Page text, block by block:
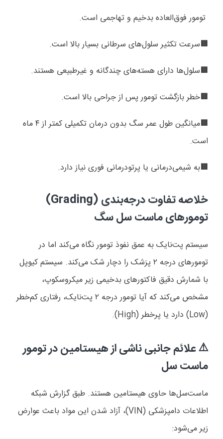
تومور فوق‌العاده بدخیم و تهاجمی است.
سرعت تکثیر سلول‌های سرطانی بسیار بالا است.
سلول‌ها دارای هسته‌های چندگانه و غیرطبیعی هستند.
خطر بازگشت تومور پس از جراحی بالا است.
میانگین طول عمر سگ بدون درمان تکمیلی کمتر از۴ماه
است.
به شیمی‌درمانی یا پرتودرمانی فوری نیاز دارد.
خلاصه تفاوت درجه‌بندی (Grading
)
تومورهای ماست سل سگ
سیستم پت‌نایک به عمق نفوذ تومور نگاه می‌کند اما در
تومورهای درجه ۲ پزشک را دچار شک می‌کند. سیستم کیوپل
با شمارش دقیق فاکتورهای بدخیمی زیر میکروسکوپ،
مشخص می‌کند که آیا تومور درجه ۲ پت‌نایک، رفتاری کم‌خطر
(
Low) دارد یا پرخطر(High)
.
⚠️ علائم جانبی ناشی از هیستامین در تومور
ماست سل
ماست‌سل‌ها حاوی هیستامین هستند. طبق گزارش شبکه
اطلاعات دامپزشکی (VIN)، آزاد شدن این مواد باعث عوارض
زیر می‌شود: